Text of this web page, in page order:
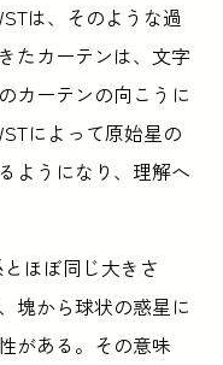
は、そのような過
たカーテンは、文字
カーテンの向こうに
によって原始星の
ようになり、理解へ
ほぼ同じ大きさ
塊から球状の惑星に
がある。その意味